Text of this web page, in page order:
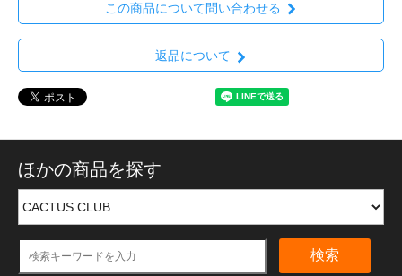
この商品について問い合わせる
返品について
ほかの商品を探す
検索